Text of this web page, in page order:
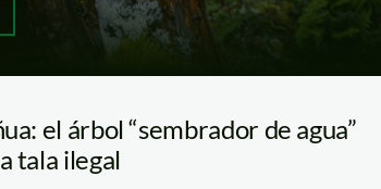
el árbol “sembrador de agua”
tala ilegal